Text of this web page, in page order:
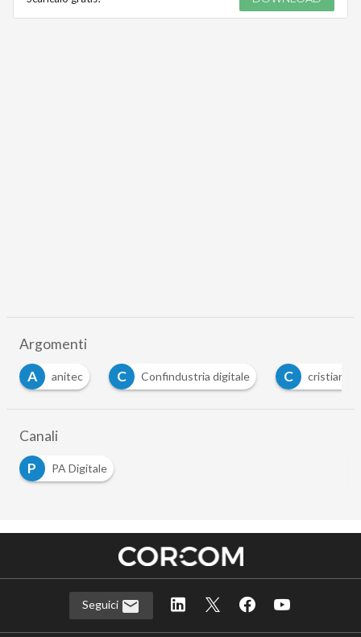
Argomenti
C Confindustria digitale C cristiano radaelli
Canali
P
PA Digitale
Seguici